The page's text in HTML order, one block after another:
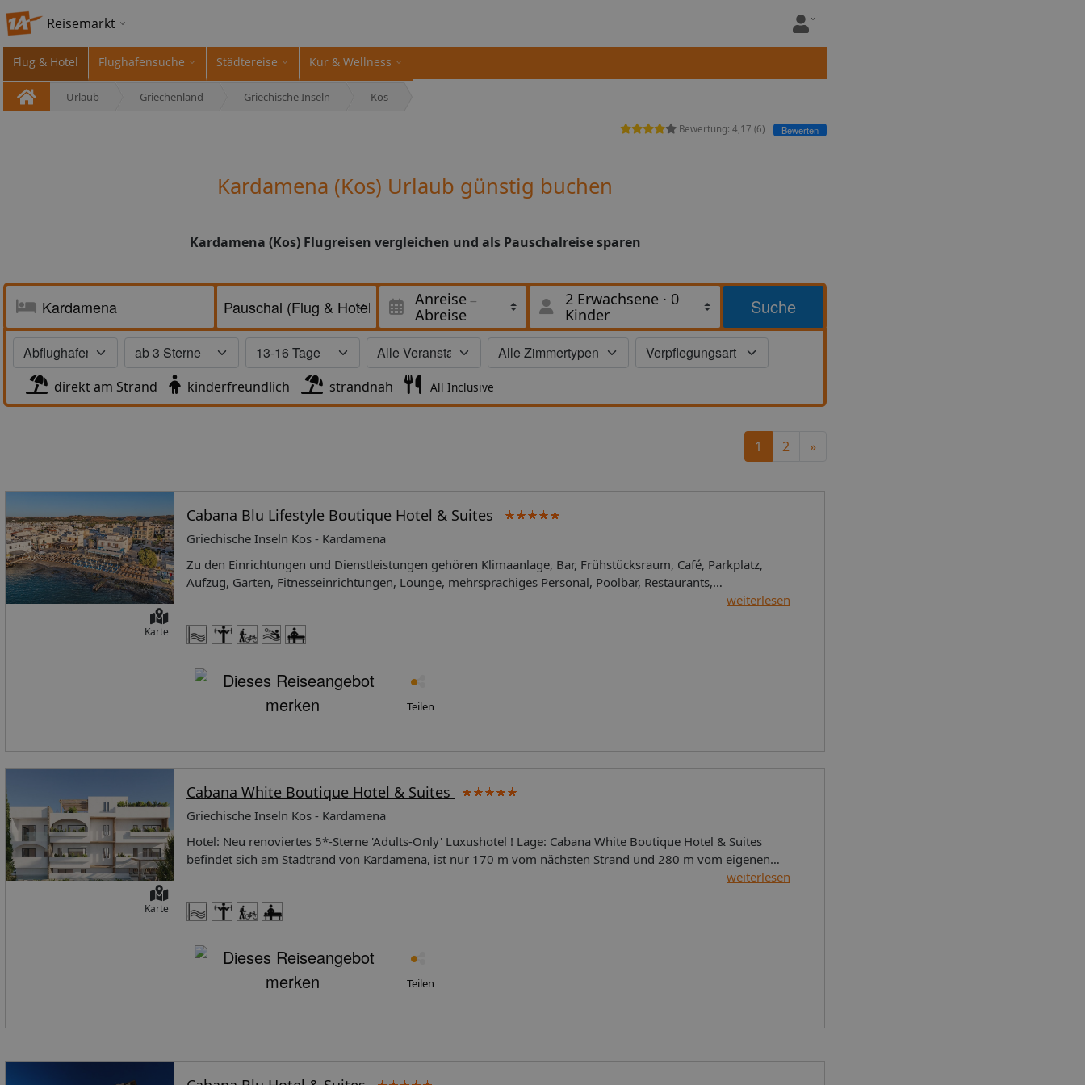
Reisemarkt
Flug & Hotel Flughafensuche Städtereise Kur & Wellness
Urlaub Griechenland Griechische Inseln Kos
Bewertung: 4,17 (6) Bewerten
Kardamena (Kos) Urlaub günstig buchen
Kardamena (Kos) Flugreisen vergleichen und als Pauschalreise sparen
Anreise
Abreise
2 Erwachsene · 0
Kinder
Suche
direkt am Strand kinderfreundlich strandnah All Inclusive
Karte
Cabana Blu Lifestyle Boutique Hotel & Suites
Griechische Inseln Kos - Kardamena
Zu den Einrichtungen und Dienstleistungen gehören Klimaanlage, Bar, Frühstücksraum, Café, Parkplatz,
Aufzug, Garten, Fitnesseinrichtungen, Lounge, mehrsprachiges Personal, Poolbar, Restaurants,
Shuttleservice (gegen Aufpreis), Wellnesseinrichtungen (gegen Aufpreis), Swimmingpool und WLAN-
Reinigung/Hauswirtschaft, Kaffee-/Teezubereiter, Schreibtisch, Haartrockner, Bügelservice (auf Anfrage
Toilettenartikel, Handtücher und WLAN-Zugang. *Bitte beachten Sie, dass einige der oben genannten
Einrichtungen aufgrund von Wetter-/Saisonbedingungen geschlossen sein können. Adresse: Dimokratias
Street – Kardamaina 85302 Insel Kos, Griechenland
weiterlesen
Teilen
Karte
Cabana White Boutique Hotel & Suites
Griechische Inseln Kos - Kardamena
Hotel: Neu renoviertes 5*-Sterne 'Adults-Only' Luxushotel ! Lage: Cabana White Boutique Hotel & Suites
befindet sich am Stadtrand von Kardamena, ist nur 170 m vom nächsten Strand und 280 m vom eigenen
Privatstrand entfernt. Der internationale Flughafen Kos befindet sich in etwa 7 km Entfernung. Ausstattung
Gepäckaufbewahrung, Aufzug, Lobby, Lounge, kostenloses Wi-Fi in allen Bereichen und ein Business Center
Schwesterhotel befindlichen Hauptbuffetrestaurant mit Terrasse, dem mediterranen À-la-Carte-Restaurant
und dem asiatisches À-la-Carte-Restaurant. Es steht eine Cocktaillounge-Snackbar zur Verfügung sowie
Strandservice (10:00 - 17:00 Uhr). In der Aussenanlage bietet sich der Swimmingpool, Pool- und
weiterlesen
Teilen
1 2 »Next